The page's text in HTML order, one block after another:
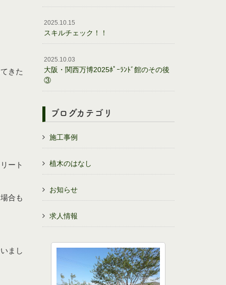
きた
ート
合も
まし
2025.10.15
スキルチェック！！
2025.10.03
大阪・関西万博2025ﾎﾟｰﾗﾝﾄﾞ館のその後
③
ブログカテゴリ
施工事例
植木のはなし
お知らせ
求人情報